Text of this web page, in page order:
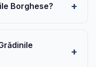
Borghese?